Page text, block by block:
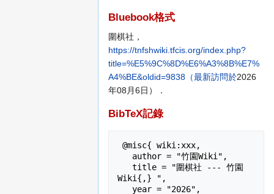
Bluebook格式
圍棋社，
https://tnfshwiki.tfcis.org/index.php?
title=%E5%9C%8D%E6%A3%8B%E7%
A4%BE&oldid=9838（最新訪問於2026
年08月6日）．
BibTeX記錄
Wiki{,} ",